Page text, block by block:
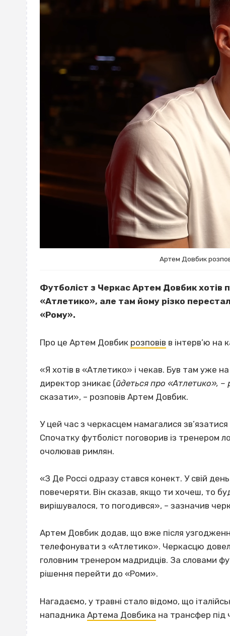
Артем Довбик
Футболіст з Черкас Артем Довбик
«Атлетико», але там йому різко
«Рому».
Про це Артем Довбик розповів в інтерв’ю на
«Я хотів в «Атлетико» і чекав. Був там уже
директор зникає (йдеться про «Атлетико», –
сказати», – розповів Артем Довбик.
У цей час з черкасцем намагалися
Спочатку футболіст поговорив із тренером
очолював римлян.
«З Де Россі одразу стався конект. У свій
повечеряти. Він сказав, якщо ти хочеш, то
вирішувалося, то погодився», – зазначив
Артем Довбик додав, що вже після
телефонувати з «Атлетико». Черкасцю
головним тренером мадридців. За словами
рішення перейти до «Роми».
Нагадаємо, у травні стало відомо, що
нападника Артема Довбика на трансфер під